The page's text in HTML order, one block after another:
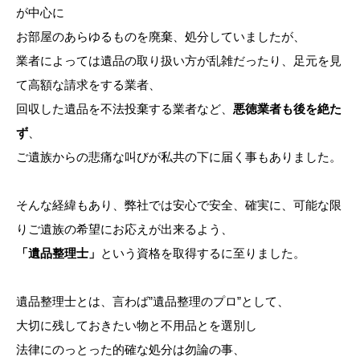
が中心に
お部屋のあらゆるものを廃棄、処分していましたが、
業者によっては遺品の取り扱い方が乱雑だったり、足元を見
て高額な請求をする業者、
回収した遺品を不法投棄する業者など、 悪徳業者も後を絶た
ず
ご遺族からの悲痛な叫びが私共の下に届く事もありました。
そんな経緯もあり、弊社では安心で安全、確実に、可能な限
りご遺族の希望にお応えが出来るよう、
「遺品整理士」 という資格を取得するに至りました。
遺品整理士とは、言わば”遺品整理のプロ”として、
大切に残しておきたい物と不用品とを選別し
法律にのっとった的確な処分は勿論の事、